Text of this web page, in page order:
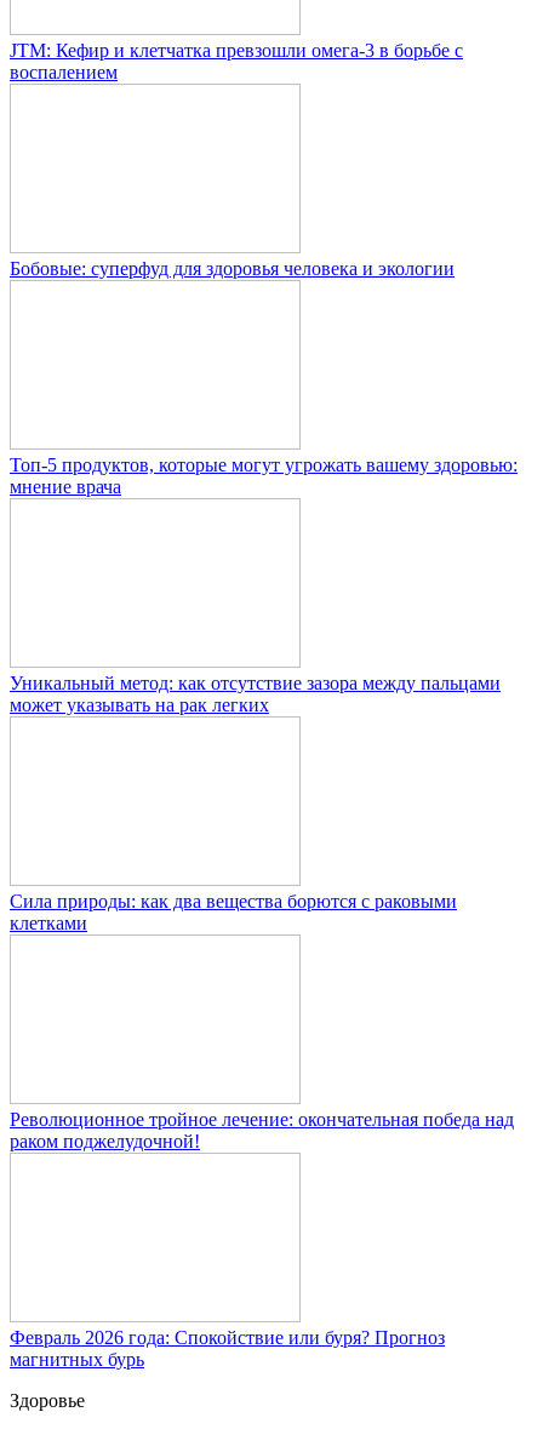
JTM: Кефир и клетчатка превзошли омега-3 в борьбе с
воспалением
Бобовые: суперфуд для здоровья человека и экологии
Топ-5 продуктов, которые могут угрожать вашему здоровью:
мнение врача
Уникальный метод: как отсутствие зазора между пальцами
может указывать на рак легких
Сила природы: как два вещества борются с раковыми
клетками
Революционное тройное лечение: окончательная победа над
раком поджелудочной!
Февраль 2026 года: Спокойствие или буря? Прогноз
магнитных бурь
Здоровье